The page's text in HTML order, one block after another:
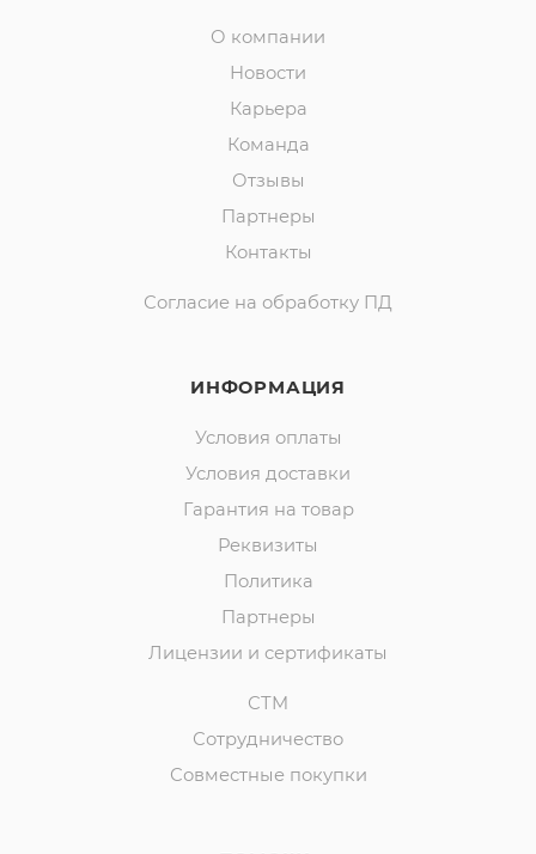
О компании
Новости
Карьера
Команда
Отзывы
Партнеры
Контакты
Согласие на обработку ПД
ИНФОРМАЦИЯ
Условия оплаты
Условия доставки
Гарантия на товар
Реквизиты
Политика
Партнеры
Лицензии и сертификаты
СТМ
Сотрудничество
Совместные покупки